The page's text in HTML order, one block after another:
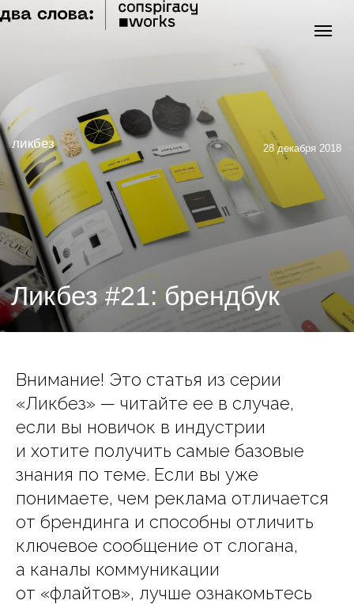
Ликбез #21: брендбук
ликбез 28 декабря 2018
Внимание! Это статья из серии
«Ликбез» — читайте ее в случае,
если вы новичок в индустрии
и хотите получить самые базовые
знания по теме. Если вы уже
понимаете, чем реклама отличается
от брендинга и способны отличить
ключевое сообщение от слогана,
а каналы коммуникации
от «флайтов», лучше ознакомьтесь